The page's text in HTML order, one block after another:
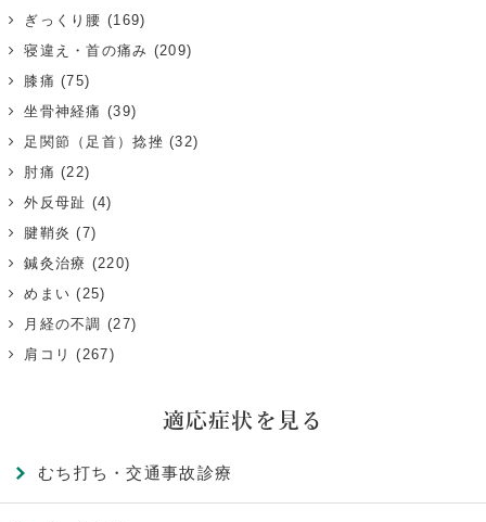
ぎっくり腰 (169)
寝違え・首の痛み (209)
膝痛 (75)
坐骨神経痛 (39)
足関節（足首）捻挫 (32)
肘痛 (22)
外反母趾 (4)
腱鞘炎 (7)
鍼灸治療 (220)
めまい (25)
月経の不調 (27)
肩コリ (267)
適応症状を見る
むち打ち・交通事故診療